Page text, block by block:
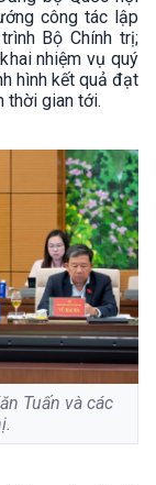
công tác lập
Bộ Chính trị;
nhiệm vụ quý
hình kết quả đạt
thời gian tới.
Tuấn và các